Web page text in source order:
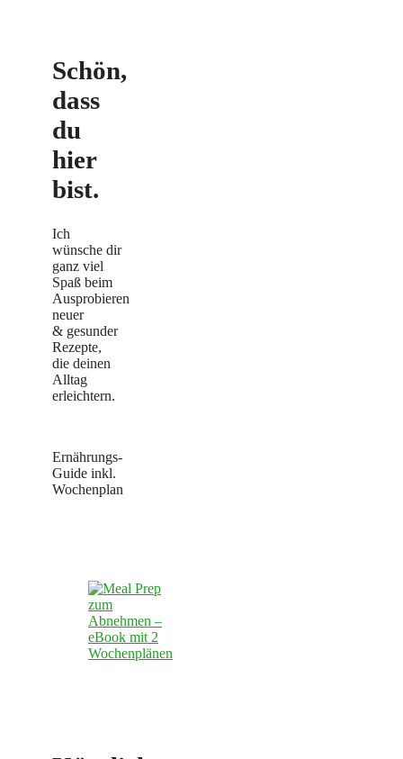
Schön,
dass
du
hier
bist.
Ich
wünsche dir
ganz viel
Spaß beim
Ausprobieren
neuer
& gesunder
Rezepte,
die deinen
Alltag
erleichtern.
Ernährungs-
Guide inkl.
Wochenplan